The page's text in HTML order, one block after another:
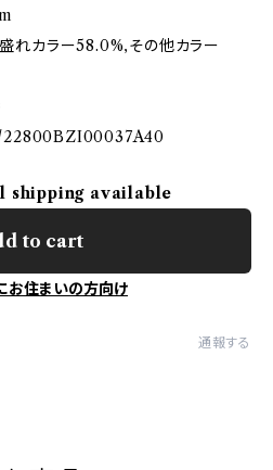
れカラー58.0%,その他カラー
shipping available
to cart
お住まいの方向け
通報する